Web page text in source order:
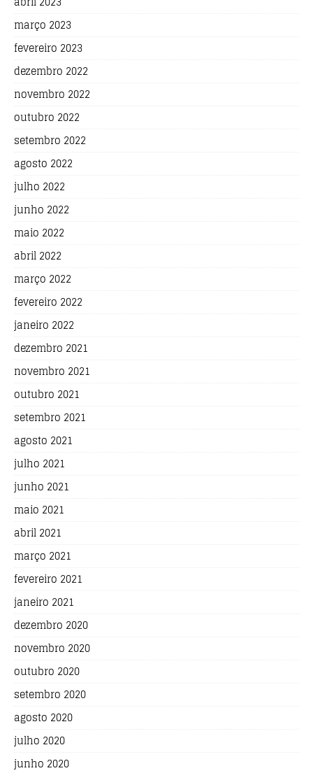
março 2023
fevereiro 2023
dezembro 2022
novembro 2022
outubro 2022
setembro 2022
agosto 2022
julho 2022
junho 2022
maio 2022
abril 2022
março 2022
fevereiro 2022
janeiro 2022
dezembro 2021
novembro 2021
outubro 2021
setembro 2021
agosto 2021
julho 2021
junho 2021
maio 2021
abril 2021
março 2021
fevereiro 2021
janeiro 2021
dezembro 2020
novembro 2020
outubro 2020
setembro 2020
agosto 2020
julho 2020
junho 2020